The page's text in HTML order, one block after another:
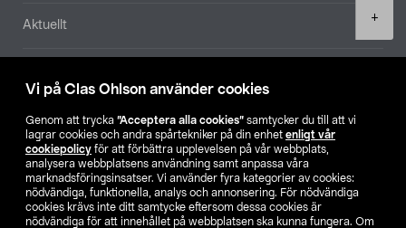
Vi på Clas Ohlson använder cookies
Genom att trycka ”Acceptera alla cookies” samtycker du till att vi
lagrar cookies och andra spårtekniker på din enhet enligt vår
cookiepolicy för att förbättra upplevelsen på vår webbplats,
analysera webbplatsens användning samt anpassa våra
marknadsföringsinsatser. Vi använder fyra kategorier av cookies:
nödvändiga, funktionella, analys och annonsering. För nödvändiga
cookies krävs inte ditt samtycke eftersom dessa cookies är
nödvändiga för att innehållet på webbplatsen ska kunna fungera. Om
+
Aktuellt
Hitta butik
SE NO FI